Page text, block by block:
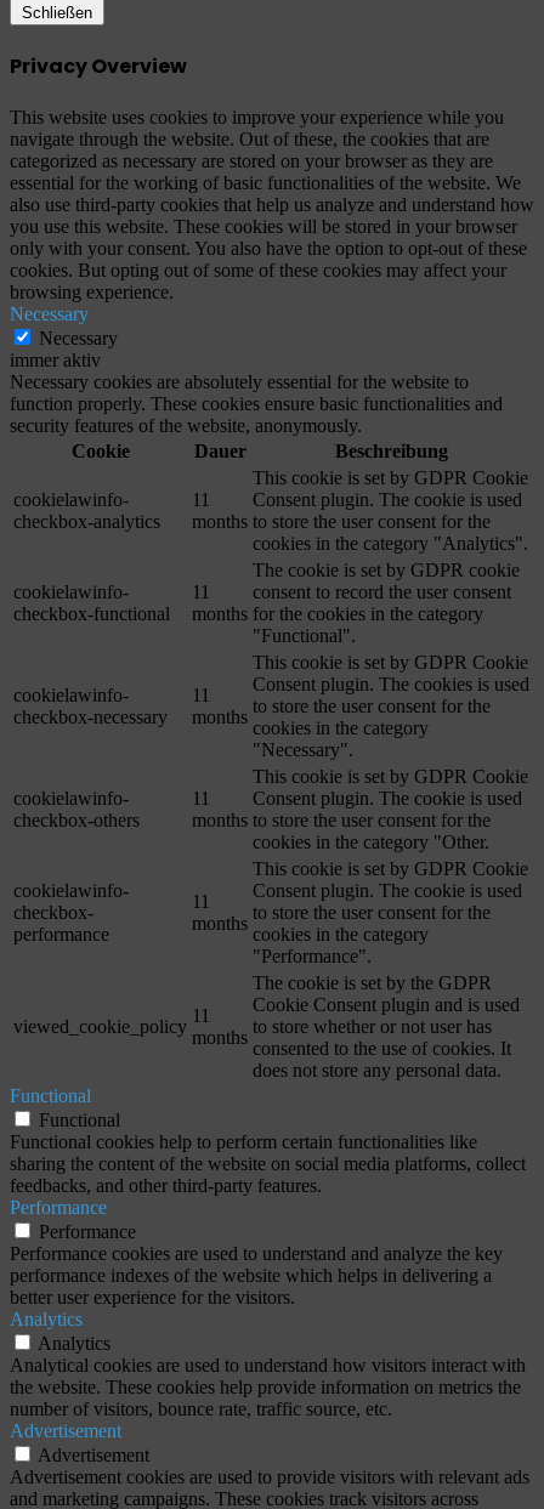
Schließen
Privacy Overview
This website uses cookies to improve your experience while you
navigate through the website. Out of these, the cookies that are
categorized as necessary are stored on your browser as they are
essential for the working of basic functionalities of the website. We
also use third-party cookies that help us analyze and understand how
you use this website. These cookies will be stored in your browser
only with your consent. You also have the option to opt-out of these
cookies. But opting out of some of these cookies may affect your
browsing experience.
Necessary
Necessary
immer aktiv
Necessary cookies are absolutely essential for the website to
function properly. These cookies ensure basic functionalities and
security features of the website, anonymously.
Cookie
Dauer Beschreibung
cookielawinfo-
checkbox-analytics
11
months
This cookie is set by GDPR Cookie
Consent plugin. The cookie is used
to store the user consent for the
cookies in the category "Analytics".
cookielawinfo-
checkbox-functional
11
months
The cookie is set by GDPR cookie
consent to record the user consent
for the cookies in the category
"Functional".
cookielawinfo-
checkbox-necessary
11
months
This cookie is set by GDPR Cookie
Consent plugin. The cookies is used
to store the user consent for the
cookies in the category
"Necessary".
cookielawinfo-
checkbox-others
11
months
This cookie is set by GDPR Cookie
Consent plugin. The cookie is used
to store the user consent for the
cookies in the category "Other.
cookielawinfo-
checkbox-
performance
11
months
This cookie is set by GDPR Cookie
Consent plugin. The cookie is used
to store the user consent for the
cookies in the category
"Performance".
viewed_cookie_policy
11
months
The cookie is set by the GDPR
Cookie Consent plugin and is used
to store whether or not user has
consented to the use of cookies. It
does not store any personal data.
Functional
Functional
Functional cookies help to perform certain functionalities like
sharing the content of the website on social media platforms, collect
feedbacks, and other third-party features.
Performance
Performance
Performance cookies are used to understand and analyze the key
performance indexes of the website which helps in delivering a
better user experience for the visitors.
Analytics
Analytics
Analytical cookies are used to understand how visitors interact with
the website. These cookies help provide information on metrics the
number of visitors, bounce rate, traffic source, etc.
Advertisement
Advertisement
Advertisement cookies are used to provide visitors with relevant ads
and marketing campaigns. These cookies track visitors across